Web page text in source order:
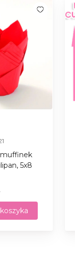
5х8